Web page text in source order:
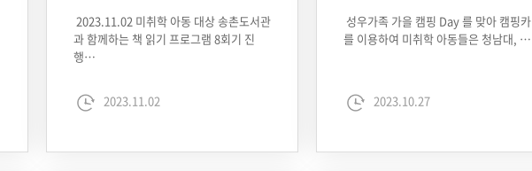
2023.11.02 미취학 아동 대상 송촌도서관
과 함께하는 책 읽기 프로그램 8회기 진
행…
2023.11.02
성우가족 가을 캠핑 Day 를 맞아 캠핑카
를 이용하여 미취학 아동들은 청남대, …
2023.10.27